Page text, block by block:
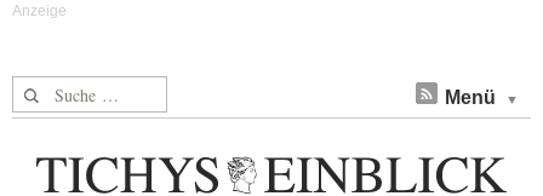
Suche nach: Menü